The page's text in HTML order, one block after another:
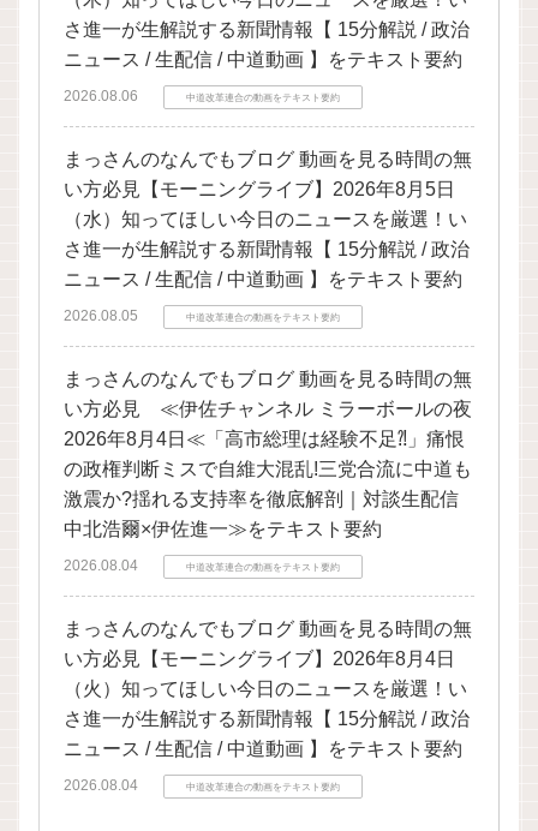
さ進一が生解説する新聞情報【 15分解説 / 政治
ニュース / 生配信 / 中道動画 】をテキスト要約
2026.08.06 中道改革連合の動画をテキスト要約
まっさんのなんでもブログ 動画を見る時間の無
い方必見【モーニングライブ】2026年8月5日
（水）知ってほしい今日のニュースを厳選！い
さ進一が生解説する新聞情報【 15分解説 / 政治
ニュース / 生配信 / 中道動画 】をテキスト要約
2026.08.05 中道改革連合の動画をテキスト要約
まっさんのなんでもブログ 動画を見る時間の無
い方必見 ≪伊佐チャンネル ミラーボールの夜
2026年8月4日≪「高市総理は経験不足⁈」痛恨
の政権判断ミスで自維大混乱!三党合流に中道も
激震か?揺れる支持率を徹底解剖｜対談生配信
中北浩爾×伊佐進一≫をテキスト要約
2026.08.04 中道改革連合の動画をテキスト要約
まっさんのなんでもブログ 動画を見る時間の無
い方必見【モーニングライブ】2026年8月4日
（火）知ってほしい今日のニュースを厳選！い
さ進一が生解説する新聞情報【 15分解説 / 政治
ニュース / 生配信 / 中道動画 】をテキスト要約
2026.08.04 中道改革連合の動画をテキスト要約